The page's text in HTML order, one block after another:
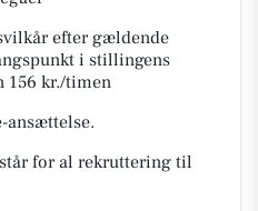
efter gældende
i stillingens
156 kr./timen
ansættelse.
for al rekruttering til